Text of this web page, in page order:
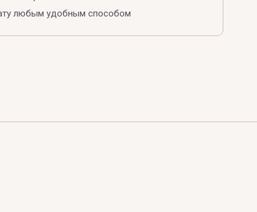
любым удобным способом